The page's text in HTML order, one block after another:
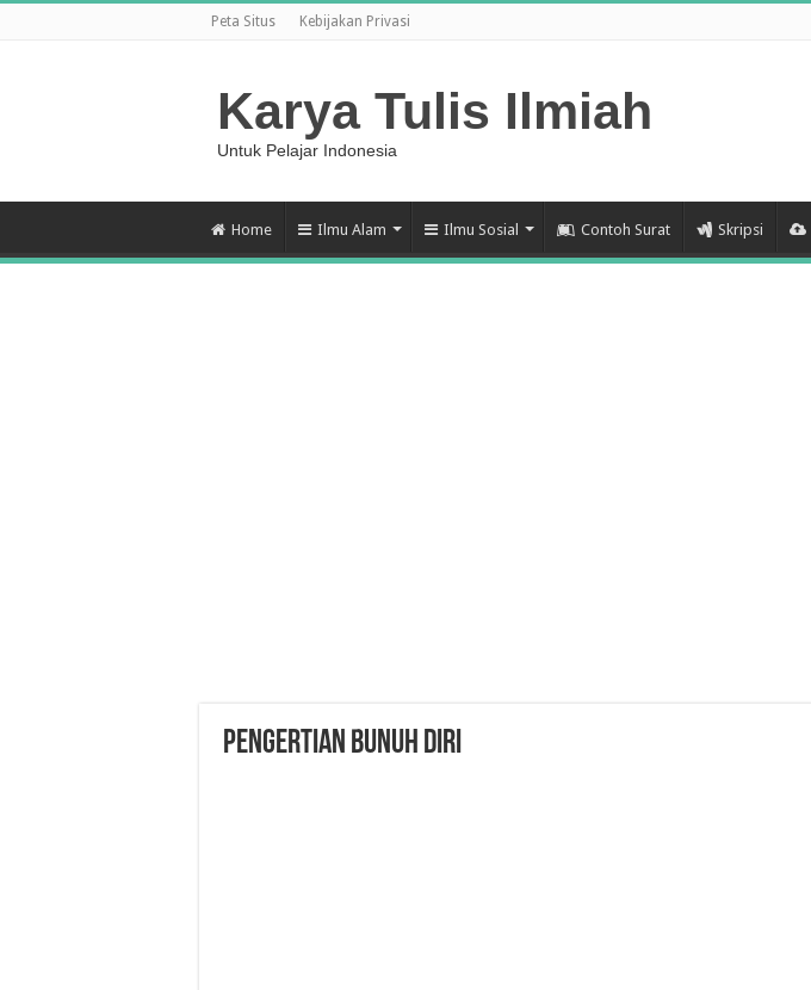
Peta Situs Kebijakan Privasi
Karya Tulis Ilmiah
Untuk Pelajar Indonesia
Home Ilmu Alam Ilmu Sosial Contoh Surat Skripsi
Pengertian Bunuh Diri